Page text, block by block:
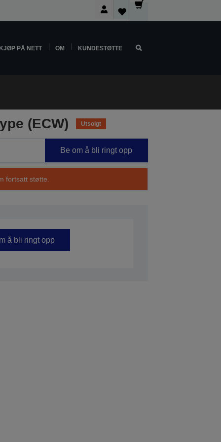
PÅ NETT OM KUNDESTØTTE
(ECW) Utsolgt
Be om å bli ringt opp
fortsatt støtte.
å bli ringt opp